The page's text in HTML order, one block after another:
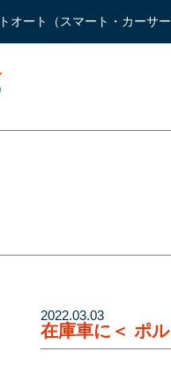
オート（スマート・カーサ
2022.03.03
在庫車に＜ ポ